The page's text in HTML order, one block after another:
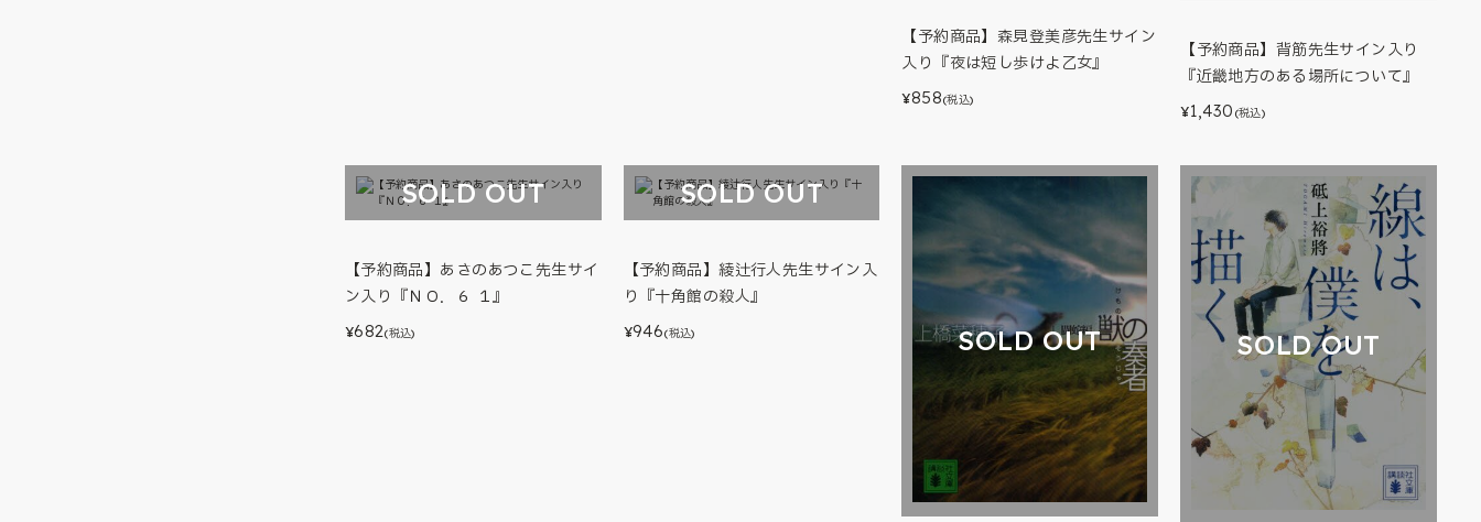
【予約商品】森見登美彦先生サイン
入り『夜は短し歩けよ乙女』
¥858(税込)
【予約商品】背筋先生サイン入り
『近畿地方のある場所について』
¥1,430 (税込)
SOLD OUT
【予約商品】あさのあつこ先生サイ
ン入り『ＮＯ．６ １』
¥682(税込)
SOLD OUT
【予約商品】綾辻行人先生サイン入
り『十角館の殺人』
¥946(税込) SOLD OUT SOLD OUT